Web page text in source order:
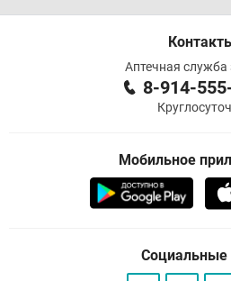
Аптечная служба
8-914-
Мобильное
Социальные